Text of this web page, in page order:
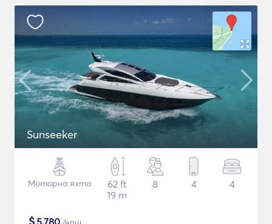
Sunseeker
Моторна яхта
62 ft
19 m
8 4 4
5,780